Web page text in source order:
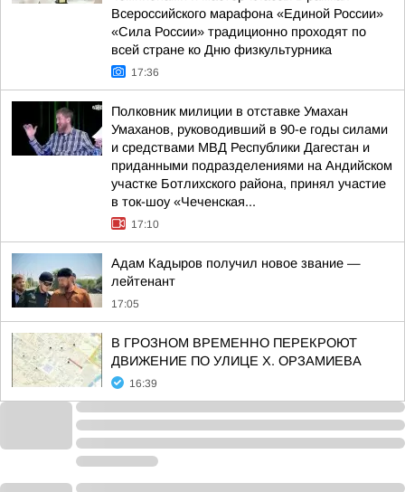
Всероссийского марафона «Единой России»
«Сила России» традиционно проходят по
всей стране ко Дню физкультурника
17:36
Полковник милиции в отставке Умахан
Умаханов, руководивший в 90-е годы силами
и средствами МВД Республики Дагестан и
приданными подразделениями на Андийском
участке Ботлихского района, принял участие
в ток-шоу «Чеченская...
17:10
Адам Кадыров получил новое звание —
лейтенант
17:05
В ГРОЗНОМ ВРЕМЕННО ПЕРЕКРОЮТ
ДВИЖЕНИЕ ПО УЛИЦЕ Х. ОРЗАМИЕВА
16:39